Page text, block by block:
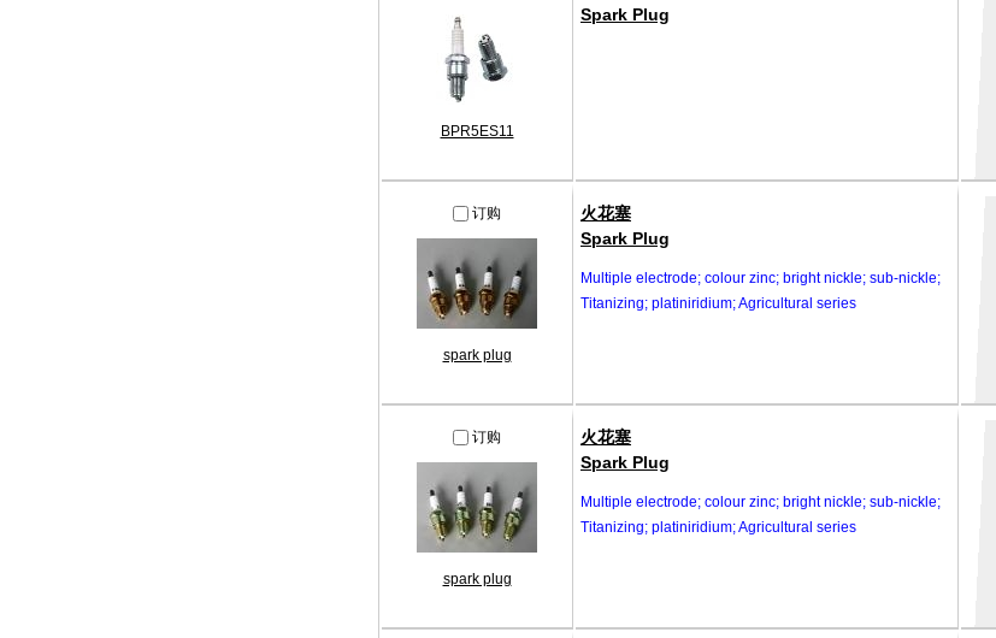
BPR5ES11
Spark Plug
订购
spark plug
火花塞
Spark Plug
Multiple electrode; colour zinc; bright nickle; sub-nickle;
Titanizing; platiniridium; Agricultural series
订购
spark plug
火花塞
Spark Plug
Multiple electrode; colour zinc; bright nickle; sub-nickle;
Titanizing; platiniridium; Agricultural series